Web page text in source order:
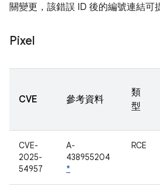
關變更，該錯誤 ID 後的編號連結可
Pixel
CVE 參考資料
類
型
CVE-
2025-
54957
A-
438955204
*
RCE